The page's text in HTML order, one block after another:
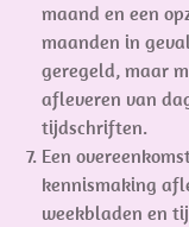
maand en een
maanden in
geregeld, maar
afleveren van
tijdschriften.
Een
kennismaking
weekbladen en